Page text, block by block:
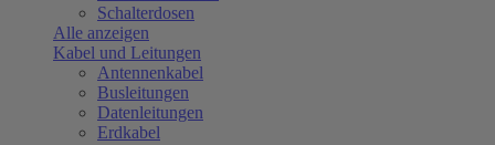
Schalterdosen
Alle anzeigen
Kabel und Leitungen
Antennenkabel
Busleitungen
Datenleitungen
Erdkabel